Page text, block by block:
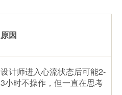
原因
设计师进入心流状态后可能2-
3小时不操作，但一直在思考